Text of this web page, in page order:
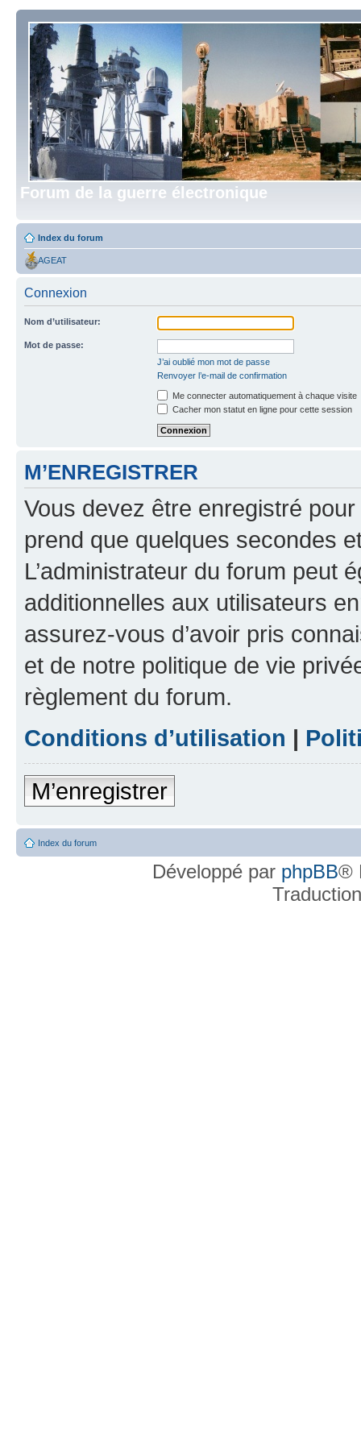
Forum de la guerre électronique
Index du forum
AGEAT
Connexion
Nom d’utilisateur:
Mot de passe:
J’ai oublié mon mot de passe
Renvoyer l’e-mail de confirmation
Me connecter automatiquement à chaque visite
Cacher mon statut en ligne pour cette session
M’ENREGISTRER
Vous devez être enregistré
prend que quelques secondes
L’administrateur du forum peut
additionnelles aux utilisateurs
assurez-vous d’avoir pris
et de notre politique de vie
règlement du forum.
Conditions d’utilisation |
M’enregistrer
Index du forum
Développé par phpBB®